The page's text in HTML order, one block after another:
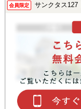
会員限定 サンクタス127